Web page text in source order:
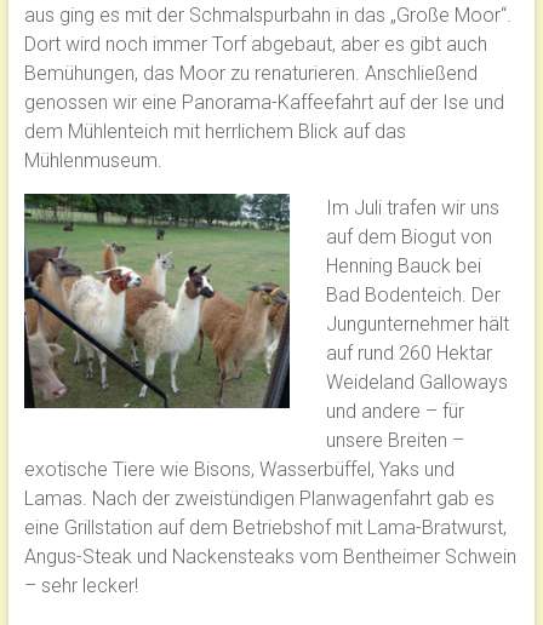
aus ging es mit der Schmalspurbahn in das „Große Moor“.
Dort wird noch immer Torf abgebaut, aber es gibt auch
Bemühungen, das Moor zu renaturieren. Anschließend
genossen wir eine Panorama-Kaffeefahrt auf der Ise und
dem Mühlenteich mit herrlichem Blick auf das
Mühlenmuseum.
Im Juli trafen wir uns
auf dem Biogut von
Henning Bauck bei
Bad Bodenteich. Der
Jungunternehmer hält
auf rund 260 Hektar
Weideland Galloways
und andere – für
unsere Breiten –
exotische Tiere wie Bisons, Wasserbüffel, Yaks und
Lamas. Nach der zweistündigen Planwagenfahrt gab es
eine Grillstation auf dem Betriebshof mit Lama-Bratwurst,
Angus-Steak und Nackensteaks vom Bentheimer Schwein
– sehr lecker!